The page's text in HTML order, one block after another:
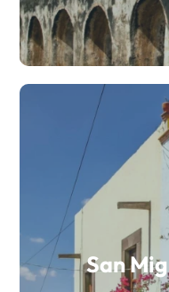
San